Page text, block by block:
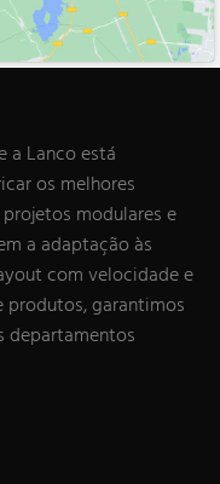
a Lanco está
os melhores
modulares e
a adaptação às
com velocidade e
produtos, garantimos
departamentos